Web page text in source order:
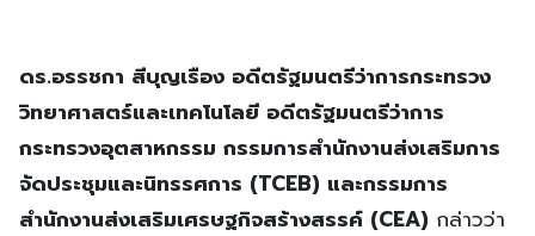
ดร.อรรชกา สีบุญเรือง อดีตรัฐมนตรีว่าการกระทรวง
วิทยาศาสตร์และเทคโนโลยี อดีตรัฐมนตรีว่าการ
กระทรวงอุตสาหกรรม กรรมการสำนักงานส่งเสริมการ
จัดประชุมและนิทรรศการ (TCEB) และกรรมการ
สำนักงานส่งเสริมเศรษฐกิจสร้างสรรค์ (CEA) กล่าวว่า